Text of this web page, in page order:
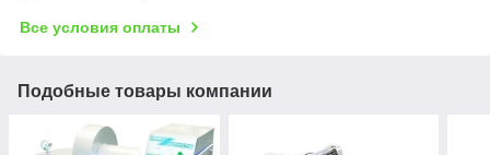
Все условия оплаты
Подобные товары компании